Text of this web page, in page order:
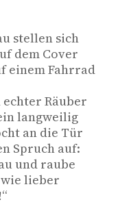
stellen sich
dem Cover
einem Fahrrad
Räuber
langweilig
an die Tür
Spruch auf:
und raube
lieber